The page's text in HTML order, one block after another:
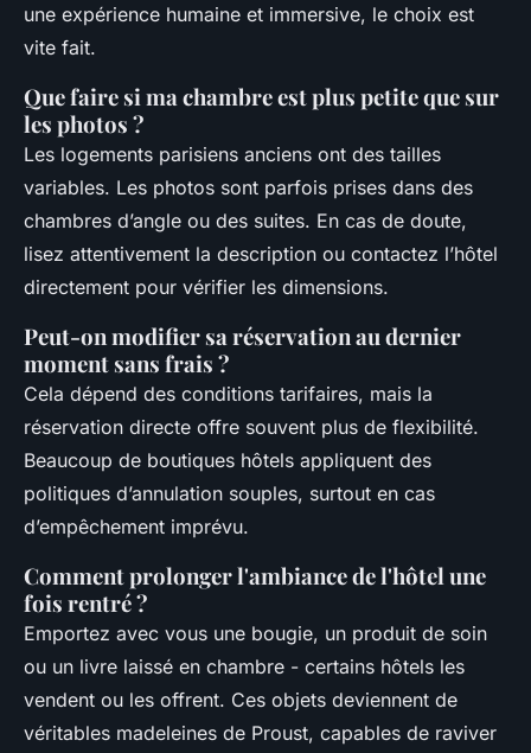
une expérience humaine et immersive, le choix est
vite fait.
Que faire si ma chambre est plus petite que sur
les photos ?
Les logements parisiens anciens ont des tailles
variables. Les photos sont parfois prises dans des
chambres d’angle ou des suites. En cas de doute,
lisez attentivement la description ou contactez l’hôtel
directement pour vérifier les dimensions.
Peut-on modifier sa réservation au dernier
moment sans frais ?
Cela dépend des conditions tarifaires, mais la
réservation directe offre souvent plus de flexibilité.
Beaucoup de boutiques hôtels appliquent des
politiques d’annulation souples, surtout en cas
d’empêchement imprévu.
Comment prolonger l'ambiance de l'hôtel une
fois rentré ?
Emportez avec vous une bougie, un produit de soin
ou un livre laissé en chambre - certains hôtels les
vendent ou les offrent. Ces objets deviennent de
véritables madeleines de Proust, capables de raviver